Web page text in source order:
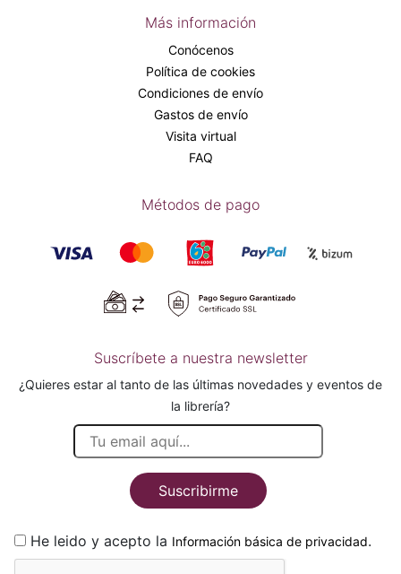
Más información
Conócenos
Política de cookies
Condiciones de envío
Gastos de envío
Visita virtual
FAQ
Métodos de pago
Suscríbete a nuestra newsletter
¿Quieres estar al tanto de las últimas novedades y eventos de
la librería?
Suscribirme
He leido y acepto la Información básica de privacidad.